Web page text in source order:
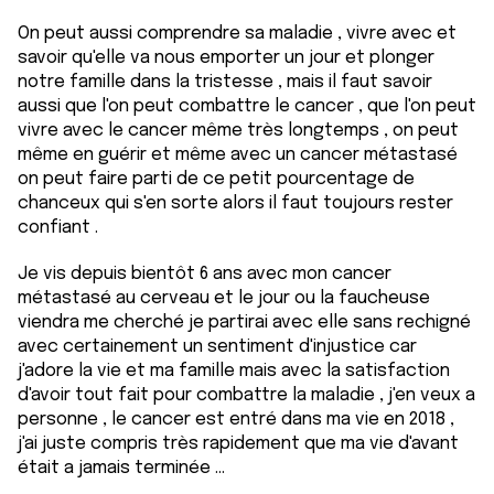
services.
On peut aussi comprendre sa maladie , vivre avec et
savoir qu'elle va nous emporter un jour et plonger
notre famille dans la tristesse , mais il faut savoir
aussi que l'on peut combattre le cancer , que l'on peut
vivre avec le cancer même très longtemps , on peut
même en guérir et même avec un cancer métastasé
on peut faire parti de ce petit pourcentage de
chanceux qui s'en sorte alors il faut toujours rester
confiant .
Je vis depuis bientôt 6 ans avec mon cancer
métastasé au cerveau et le jour ou la faucheuse
viendra me cherché je partirai avec elle sans rechigné
avec certainement un sentiment d'injustice car
j'adore la vie et ma famille mais avec la satisfaction
d'avoir tout fait pour combattre la maladie , j'en veux a
personne , le cancer est entré dans ma vie en 2018 ,
j'ai juste compris très rapidement que ma vie d'avant
était a jamais terminée ...